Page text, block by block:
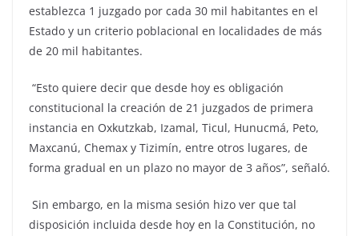
establezca 1 juzgado por cada 30 mil habitantes en el
Estado y un criterio poblacional en localidades de más
de 20 mil habitantes.
“Esto quiere decir que desde hoy es obligación
constitucional la creación de 21 juzgados de primera
instancia en Oxkutzkab, Izamal, Ticul, Hunucmá, Peto,
Maxcanú, Chemax y Tizimín, entre otros lugares, de
forma gradual en un plazo no mayor de 3 años”, señaló.
Sin embargo, en la misma sesión hizo ver que tal
disposición incluida desde hoy en la Constitución, no